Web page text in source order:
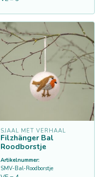
SJAAL MET VERHAAL
Filzhänger Bal
Roodborstje
Artikelnummer:
SMV-Bal-Roodborstje